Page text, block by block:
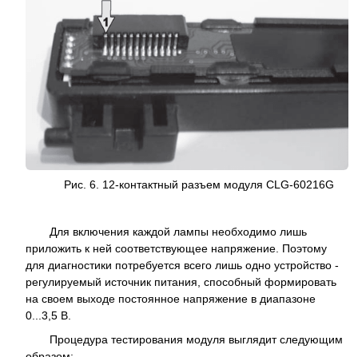
Рис. 6. 12-контактный разъем модуля CLG-60216G
Для включения каждой лампы необходимо лишь
приложить к ней соответствующее напряжение. Поэтому
для диагностики потребуется всего лишь одно устройство -
регулируемый источник питания, способный формировать
на своем выходе постоянное напряжение в диапазоне
0...3,5 В.
Процедура тестирования модуля выглядит следующим